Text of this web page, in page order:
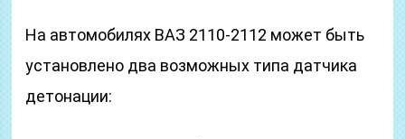
На автомобилях ВАЗ 2110-2112 может быть
установлено два возможных типа датчика
детонации: